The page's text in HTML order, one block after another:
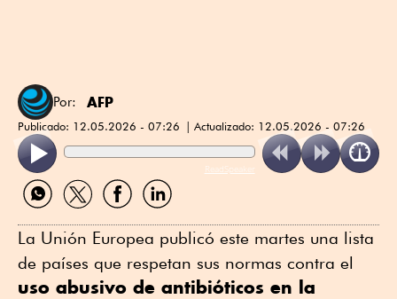
Por: AFP
Publicado: 12.05.2026 - 07:26 Actualizado: 12.05.2026 - 07:26
ReadSpeaker
Compartir
por
Compartir
por
Compartir
por
Compartir
por
La Unión Europea publicó este martes una lista
de países que respetan sus normas contra el
uso abusivo de antibióticos en la